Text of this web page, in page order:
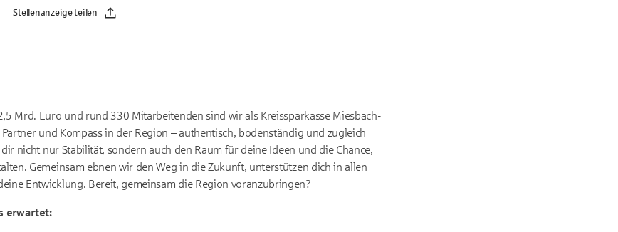
Stellenanzeige teilen
Mrd. Euro und rund 330 Mitarbeitenden sind wir als Kreissparkasse Miesbach-
Partner und Kompass in der Region – authentisch, bodenständig und zugleich
nicht nur Stabilität, sondern auch den Raum für deine Ideen und die Chance,
Gemeinsam ebnen wir den Weg in die Zukunft, unterstützen dich in allen
Entwicklung. Bereit, gemeinsam die Region voranzubringen?
erwartet: